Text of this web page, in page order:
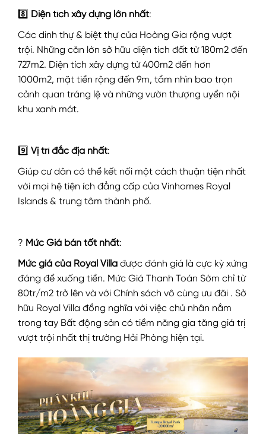
8️⃣ Diện tích xây dựng lớn nhất:
Các dinh thự & biệt thự của Hoàng Gia rộng vượt
trội. Những căn lớn sở hữu diện tích đất từ 180m2 đến
727m2. Diện tích xây dựng từ 400m2 đến hơn
1000m2, mặt tiền rộng đến 9m, tầm nhìn bao trọn
cảnh quan tráng lệ và những vườn thượng uyển nội
khu xanh mát.
9️⃣ Vị trí đắc địa nhất:
Giúp cư dân có thể kết nối một cách thuận tiện nhất
với mọi hệ tiện ích đẳng cấp của Vinhomes Royal
Islands & trung tâm thành phố.
? Mức Giá bán tốt nhất:
Mức giá của Royal Villa được đánh giá là cực kỳ xứng
đáng để xuống tiền. Mức Giá Thanh Toán Sớm chỉ từ
80tr/m2 trở lên và với Chính sách vô cùng ưu đãi . Sở
hữu Royal Villa đồng nghĩa với việc chủ nhân nắm
trong tay Bất động sản có tiềm năng gia tăng giá trị
vượt trội nhất thị trường Hải Phòng hiện tại.